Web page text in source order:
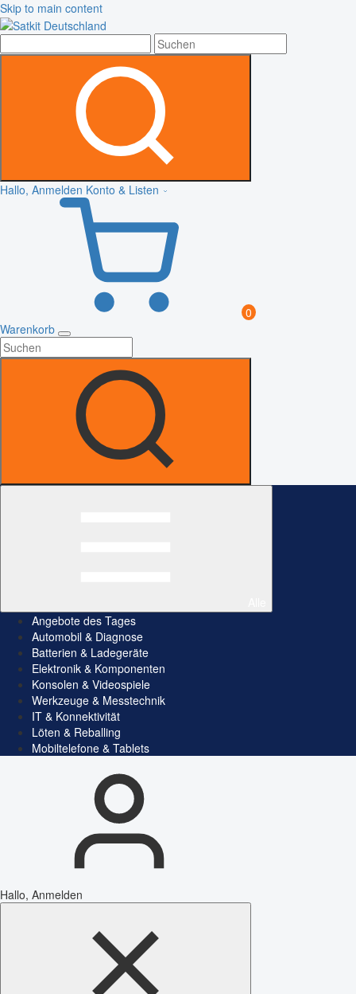
Skip to main content
Hallo, Anmelden Konto & Listen
0
Warenkorb
Angebote des Tages
Automobil & Diagnose
Batterien & Ladegeräte
Elektronik & Komponenten
Konsolen & Videospiele
Werkzeuge & Messtechnik
IT & Konnektivität
Löten & Reballing
Mobiltelefone & Tablets
Hallo, Anmelden